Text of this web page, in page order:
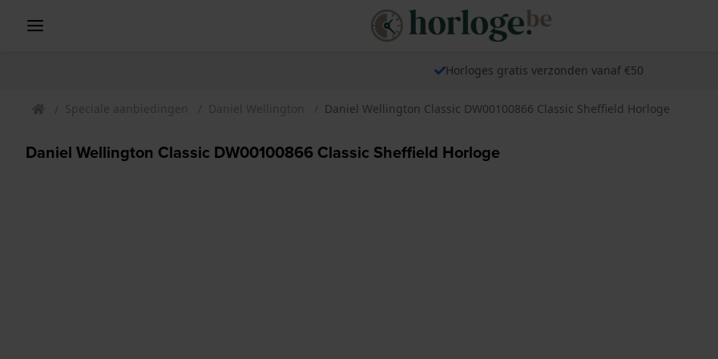
Horloges gratis verzonden vanaf €50
Speciale aanbiedingen Daniel Wellington Daniel Wellington Classic DW00100866 Classic Sheffield Horloge
Daniel Wellington Classic DW00100866 Classic Sheffield Horloge